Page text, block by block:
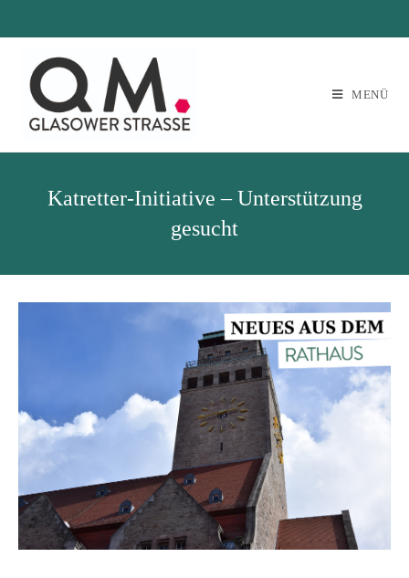
MENÜ
Katretter-Initiative – Unterstützung
gesucht